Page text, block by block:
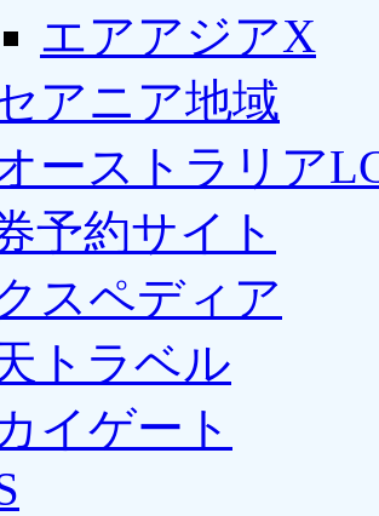
エアアジアX
アニア地域
ーストラリア
予約サイト
スペディア
トラベル
イゲート